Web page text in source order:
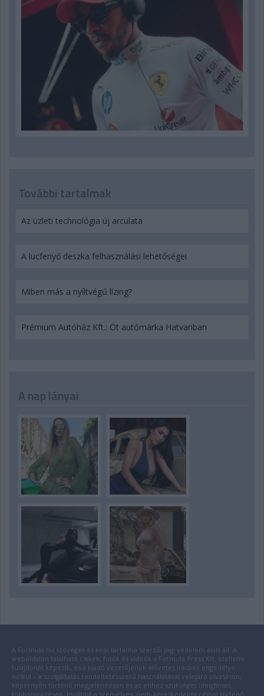
További tartalmak
Az üzleti technológia új arculata
A lucfenyő deszka felhasználási lehetőségei
Miben más a nyíltvégű lízing?
Prémium Autóház Kft.: Öt autómárka Hatvanban
A nap lányai
A Formula.hu szöveges és képi tartalma szerzői jogi védelem alatt áll. A
weboldalon található cikkek, fotók és videók a Formula Press Kft. szellemi
tulajdonát képezik, és a kiadó vezetőjének előzetes írásbeli engedélye
nélkül – a szolgáltatás rendeltetésszerű használatával velejáró olvasáson,
képernyőn történő megjelenítésen és az ehhez szükséges ideiglenes
többszörözésen, továbbá a személyes, nem-kereskedelmi célból történő